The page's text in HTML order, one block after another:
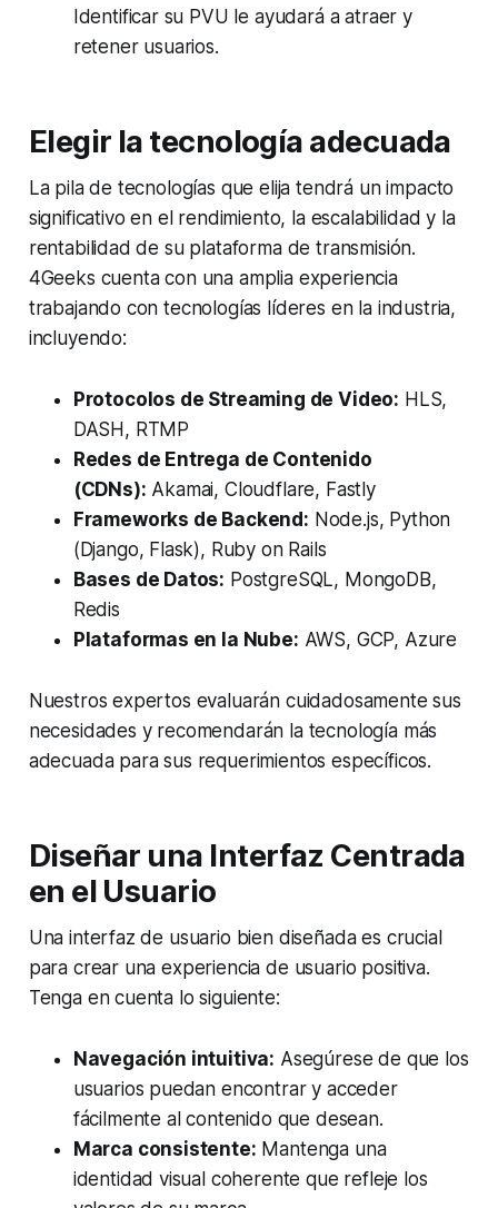
Identificar su PVU le ayudará a atraer y
retener usuarios.
Elegir la tecnología adecuada
La pila de tecnologías que elija tendrá un impacto
significativo en el rendimiento, la escalabilidad y la
rentabilidad de su plataforma de transmisión.
4Geeks cuenta con una amplia experiencia
trabajando con tecnologías líderes en la industria,
incluyendo:
Protocolos de Streaming de Video: HLS,
DASH, RTMP
Redes de Entrega de Contenido
(CDNs): Akamai, Cloudflare, Fastly
Frameworks de Backend: Node.js, Python
(Django, Flask), Ruby on Rails
Bases de Datos: PostgreSQL, MongoDB,
Redis
Plataformas en la Nube: AWS, GCP, Azure
Nuestros expertos evaluarán cuidadosamente sus
necesidades y recomendarán la tecnología más
adecuada para sus requerimientos específicos.
Diseñar una Interfaz Centrada
en el Usuario
Una interfaz de usuario bien diseñada es crucial
para crear una experiencia de usuario positiva.
Tenga en cuenta lo siguiente:
Navegación intuitiva: Asegúrese de que los
usuarios puedan encontrar y acceder
fácilmente al contenido que desean.
Marca consistente: Mantenga una
identidad visual coherente que refleje los